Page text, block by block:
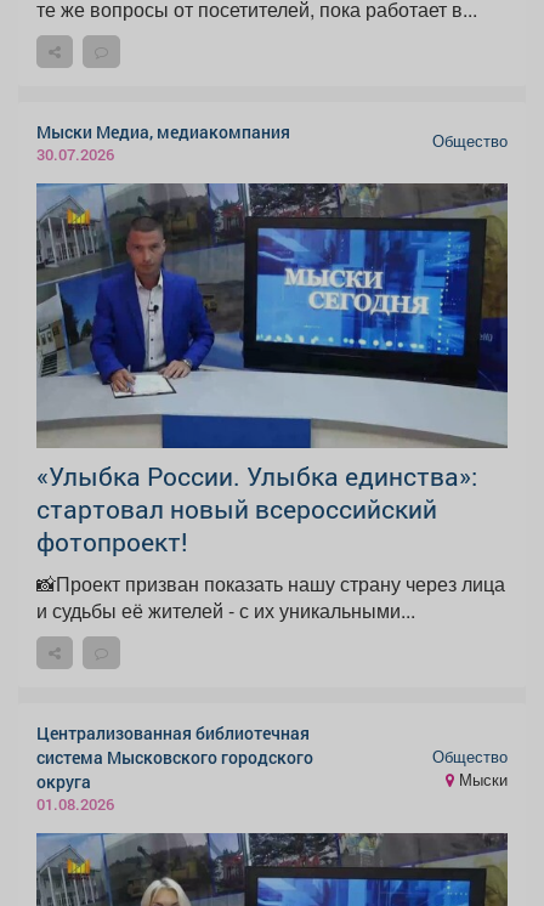
те же вопросы от посетителей, пока работает в...
Мыски Медиа, медиакомпания
30.07.2026
Общество
«Улыбка России. Улыбка единства»:
стартовал новый всероссийский
фотопроект!
📸Проект призван показать нашу страну через лица
и судьбы её жителей - с их уникальными...
Централизованная библиотечная
система Мысковского городского
округа
01.08.2026
Общество
Мыски